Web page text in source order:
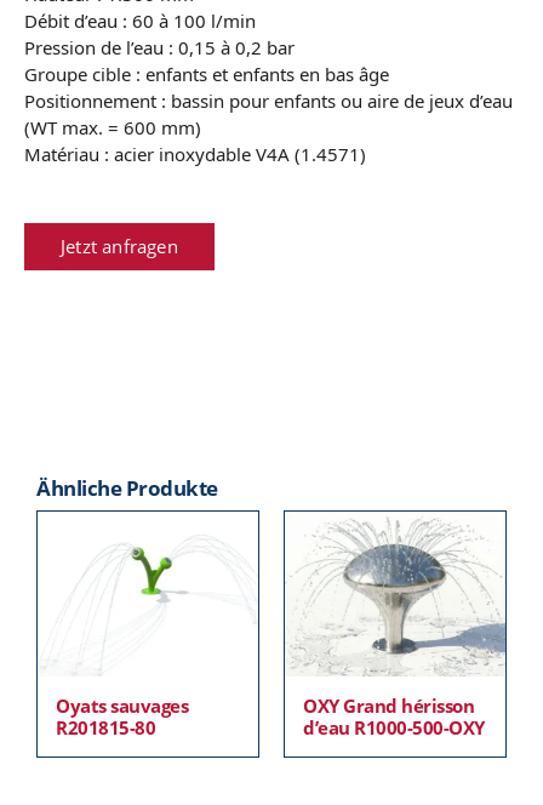
Débit d’eau : 60 à 100 l/min
Pression de l’eau : 0,15 à 0,2 bar
Groupe cible : enfants et enfants en bas âge
Positionnement : bassin pour enfants ou aire de jeux d’eau
(WT max. = 600 mm)
Matériau : acier inoxydable V4A (1.4571)
Jetzt anfragen
Ähnliche Produkte
Oyats sauvages
R201815-80
OXY Grand hérisson
d’eau R1000-500-OXY